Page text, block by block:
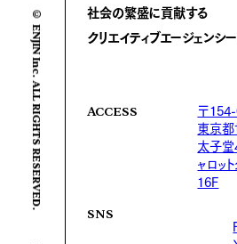
© ENJIN Inc. ALL RIGHTS RESERVED.
社会の繁盛に貢献する
クリエイティブエージェンシー
ACCESS
〒
東京
太子
ャロッ
16F
SNS